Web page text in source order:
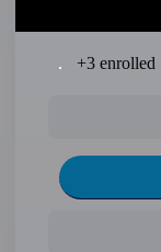
+3enrolled